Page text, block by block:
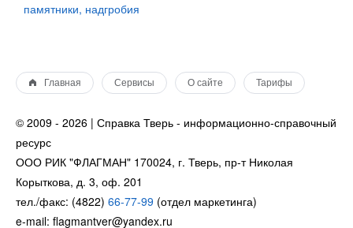
памятники, надгробия
Главная Сервисы О сайте Тарифы
© 2009 - 2026 | Справка Тверь - информационно-справочный
ресурс
ООО РИК "ФЛАГМАН" 170024, г. Тверь, пр-т Николая
Корыткова, д. 3, оф. 201
тел./факс: (4822) 66-77-99 (отдел маркетинга)
e-mail: flagmantver@yandex.ru